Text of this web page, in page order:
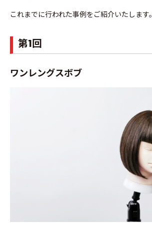
これまでに行われた事例をご紹介いたします。
第1回
ワンレングスボブ